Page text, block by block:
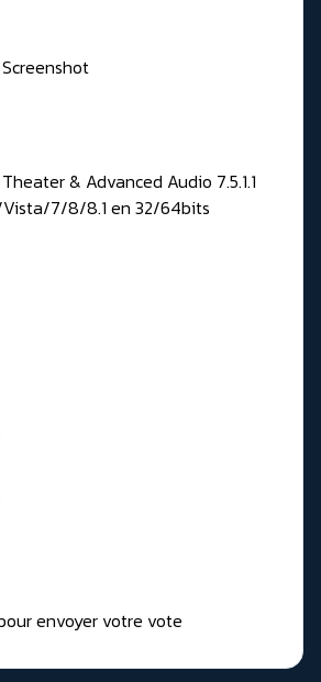
& Advanced Audio 7.5.1.1
Vista/7/8/8.1 en 32/64bits
envoyer votre vote